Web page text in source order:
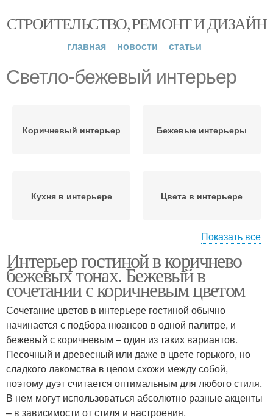
СТРОИТЕЛЬСТВО, РЕМОНТ И ДИЗАЙН
главная новости статьи
Светло-бежевый интерьер
Коричневый интерьер Бежевые интерьеры
Кухня в интерьере Цвета в интерьере
интерьер
интерьер
Интерьер в шоколадно-
бежевых тонах
Интерьер в бежевых
тонах
Стен в интерьере Цветы в интерьере
Показать все
Интерьер гостиной в коричнево
бежевых тонах. Бежевый в
сочетании с коричневым цветом
Сочетание цветов в интерьере гостиной обычно
начинается с подбора нюансов в одной палитре, и
бежевый с коричневым – один из таких вариантов.
Песочный и древесный или даже в цвете горького, но
сладкого лакомства в целом схожи между собой,
поэтому дуэт считается оптимальным для любого стиля.
В нем могут использоваться абсолютно разные акценты
– в зависимости от стиля и настроения.